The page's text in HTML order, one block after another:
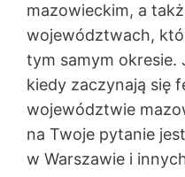
mazowieckim, a
województwach,
tym samym okresie.
kiedy zaczynają się
województwie
na Twoje pytanie
w Warszawie i